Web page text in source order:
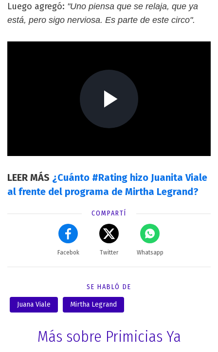
Luego agregó: "Uno piensa que se relaja, que ya
está, pero sigo nerviosa. Es parte de este circo".
LEER MÁS ¿Cuánto #Rating hizo Juanita Viale
al frente del programa de Mirtha Legrand?
COMPARTÍ
Facebok Twitter Whatsapp
SE HABLÓ DE
Juana Viale Mirtha Legrand
Más sobre Primicias Ya